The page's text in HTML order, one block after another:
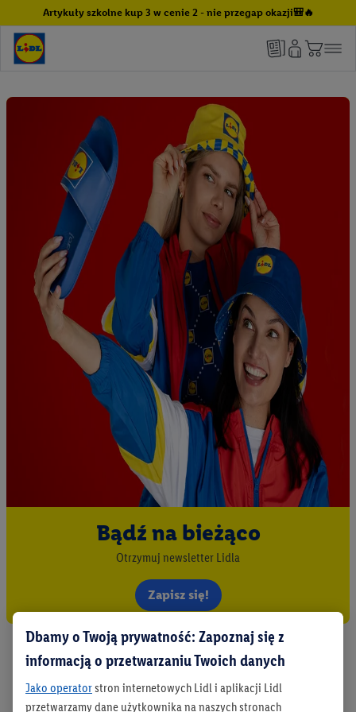
Artykuły szkolne kup 3 w cenie 2 - nie przegap okazji🎒🔥
Bądź na bieżąco
Otrzymuj newsletter Lidla
Zapisz się!
Dbamy o Twoją prywatność: Zapoznaj się z
informacją o przetwarzaniu Twoich danych
Jako operatorstron internetowych Lidl i aplikacji Lidl
przetwarzamy dane użytkownika na naszych stronach